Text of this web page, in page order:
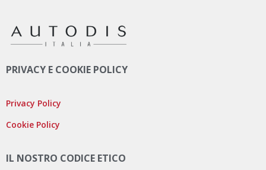
PRIVACY E COOKIE POLICY
Privacy Policy
Cookie Policy
IL NOSTRO CODICE ETICO